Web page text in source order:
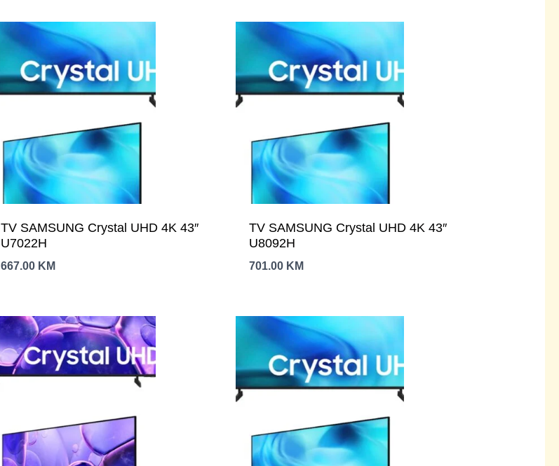
TV SAMSUNG Crystal UHD 4K 43″
U7022H
667.00 KM
TV SAMSUNG Crystal UHD 4K 43″
U8092H
701.00 KM